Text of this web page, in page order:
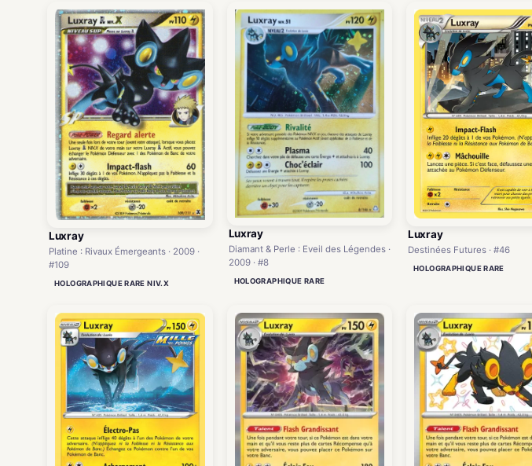
Luxray
Platine : Rivaux Émergeants · 2009 ·
#109
HOLOGRAPHIQUE RARE NIV.X
Luxray
Diamant & Perle : Eveil des Légendes ·
2009 · #8
HOLOGRAPHIQUE RARE
Luxray
Destinées Futures · #46
HOLOGRAPHIQUE RARE